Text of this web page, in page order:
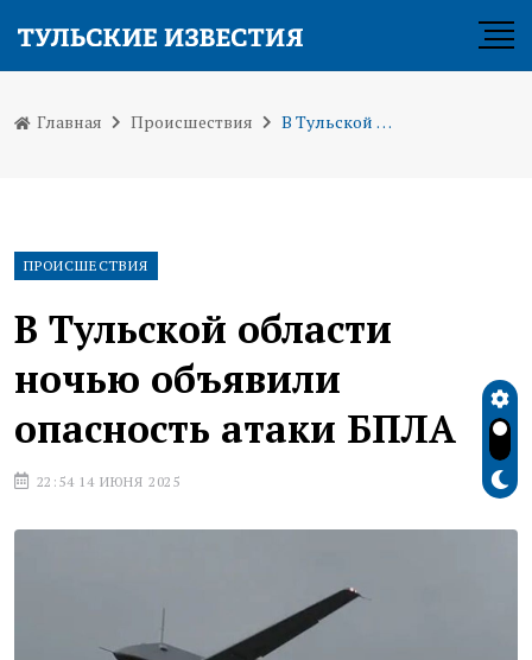
Главная Происшествия В Тульской области ночью объявили опасность атаки БПЛА
ПРОИСШЕСТВИЯ
В Тульской области
ночью объявили
опасность атаки БПЛА
22:54 14 ИЮНЯ 2025